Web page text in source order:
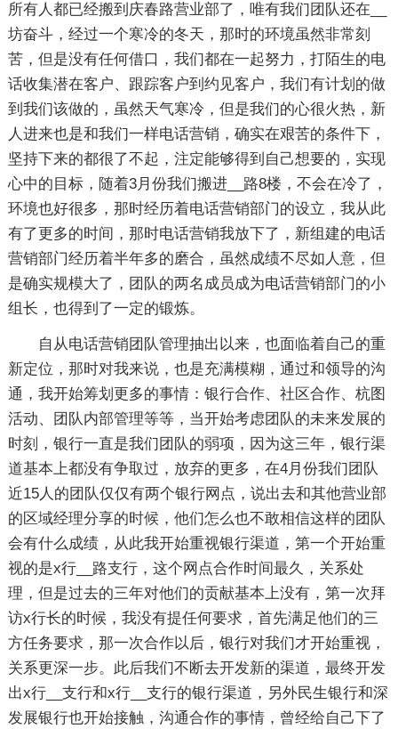
所有人都已经搬到庆春路营业部了，唯有我们团队还在__
坊奋斗，经过一个寒冷的冬天，那时的环境虽然非常刻
苦，但是没有任何借口，我们都在一起努力，打陌生的电
话收集潜在客户、跟踪客户到约见客户，我们有计划的做
到我们该做的，虽然天气寒冷，但是我们的心很火热，新
人进来也是和我们一样电话营销，确实在艰苦的条件下，
坚持下来的都很了不起，注定能够得到自己想要的，实现
心中的目标，随着3月份我们搬进__路8楼，不会在冷了，
环境也好很多，那时经历着电话营销部门的设立，我从此
有了更多的时间，那时电话营销我放下了，新组建的电话
营销部门经历着半年多的磨合，虽然成绩不尽如人意，但
是确实规模大了，团队的两名成员成为电话营销部门的小
组长，也得到了一定的锻炼。
自从电话营销团队管理抽出以来，也面临着自己的重
新定位，那时对我来说，也是充满模糊，通过和领导的沟
通，我开始筹划更多的事情：银行合作、社区合作、杭图
活动、团队内部管理等等，当开始考虑团队的未来发展的
时刻，银行一直是我们团队的弱项，因为这三年，银行渠
道基本上都没有争取过，放弃的更多，在4月份我们团队
近15人的团队仅仅有两个银行网点，说出去和其他营业部
的区域经理分享的时候，他们怎么也不敢相信这样的团队
会有什么成绩，从此我开始重视银行渠道，第一个开始重
视的是x行__路支行，这个网点合作时间最久，关系处
理，但是过去的三年对他们的贡献基本上没有，第一次拜
访x行长的时候，我没有提任何要求，首先满足他们的三
方任务要求，那一次合作以后，银行对我们才开始重视，
关系更深一步。此后我们不断去开发新的渠道，最终开发
出x行__支行和x行__支行的银行渠道，另外民生银行和深
发展银行也开始接触，沟通合作的事情，曾经给自己下了